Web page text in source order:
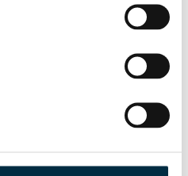
Unternehmensprofil
Unternehmensprofil